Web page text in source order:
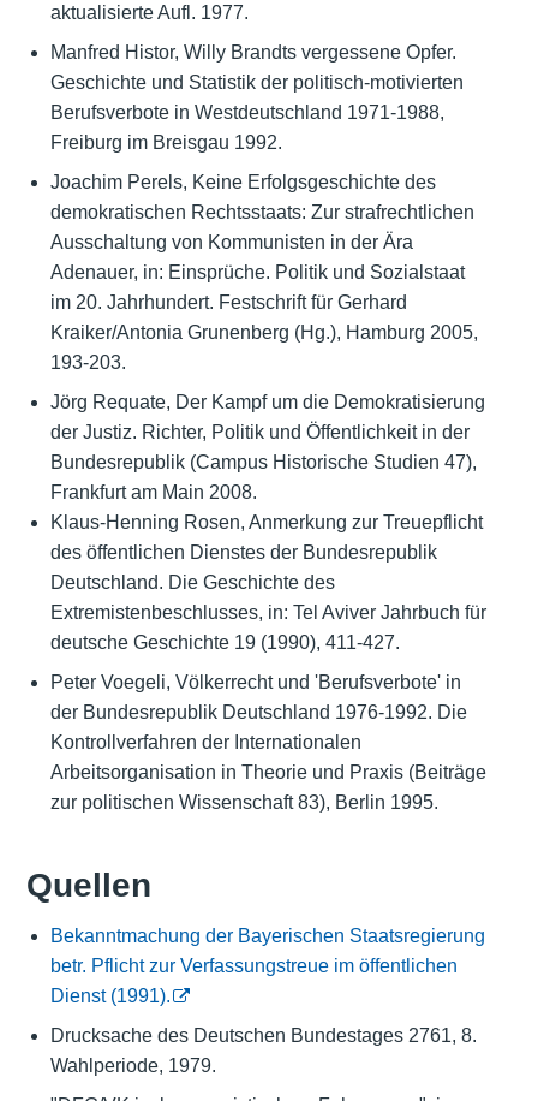
aktualisierte Aufl. 1977.
Manfred Histor, Willy Brandts vergessene Opfer.
Geschichte und Statistik der politisch-motivierten
Berufsverbote in Westdeutschland 1971-1988,
Freiburg im Breisgau 1992.
Joachim Perels, Keine Erfolgsgeschichte des
demokratischen Rechtsstaats: Zur strafrechtlichen
Ausschaltung von Kommunisten in der Ära
Adenauer, in: Einsprüche. Politik und Sozialstaat
im 20. Jahrhundert. Festschrift für Gerhard
Kraiker/Antonia Grunenberg (Hg.), Hamburg 2005,
193-203.
Jörg Requate, Der Kampf um die Demokratisierung
der Justiz. Richter, Politik und Öffentlichkeit in der
Bundesrepublik (Campus Historische Studien 47),
Frankfurt am Main 2008.
Klaus-Henning Rosen, Anmerkung zur Treuepflicht
des öffentlichen Dienstes der Bundesrepublik
Deutschland. Die Geschichte des
Extremistenbeschlusses, in: Tel Aviver Jahrbuch für
deutsche Geschichte 19 (1990), 411-427.
Peter Voegeli, Völkerrecht und 'Berufsverbote' in
der Bundesrepublik Deutschland 1976-1992. Die
Kontrollverfahren der Internationalen
Arbeitsorganisation in Theorie und Praxis (Beiträge
zur politischen Wissenschaft 83), Berlin 1995.
Quellen
Bekanntmachung der Bayerischen Staatsregierung
betr. Pflicht zur Verfassungstreue im öffentlichen
Dienst (1991).
Drucksache des Deutschen Bundestages 2761, 8.
Wahlperiode, 1979.